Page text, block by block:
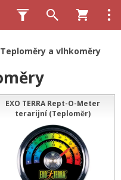
Teploměry a vlhkoměry
EXO TERRA Rept-O-Meter
terarijní (Teploměr)